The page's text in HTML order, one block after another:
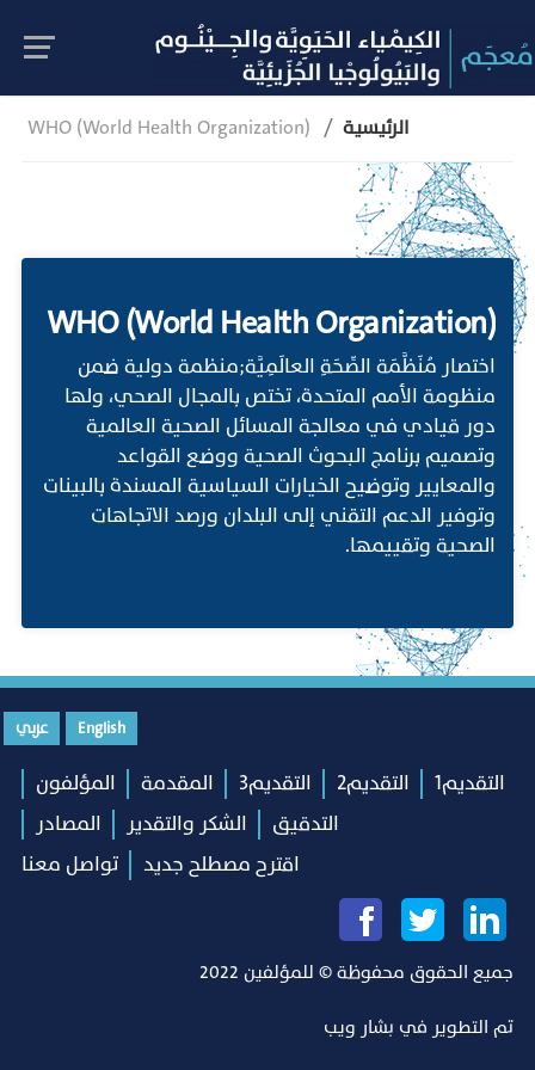
WHO (World Health Organization) الرئيسية
WHO (World Health Organization)
اختصار مُنَظَّمَة الصِّحَةِ العالَمِيَّة;منظمة دولية ضمن
منظومة الأمم المتحدة، تختص بالمجال الصحي، ولها
دور قيادي في معالجة المسائل الصحية العالمية
وتصميم برنامج البحوث الصحية ووضع القواعد
والمعايير وتوضيح الخيارات السياسية المسندة بالبينات
وتوفير الدعم التقني إلى البلدان ورصد الاتجاهات
الصحية وتقييمها.
English عربي
التقديم1 التقديم2 التقديم3 المقدمة
المؤلفون
التدقيق
الشكر والتقدير
المصادر
اقترح مصطلح جديد
تواصل معنا
جميع الحقوق محفوظة © للمؤلفين 2022
تم التطوير في بشار ويب